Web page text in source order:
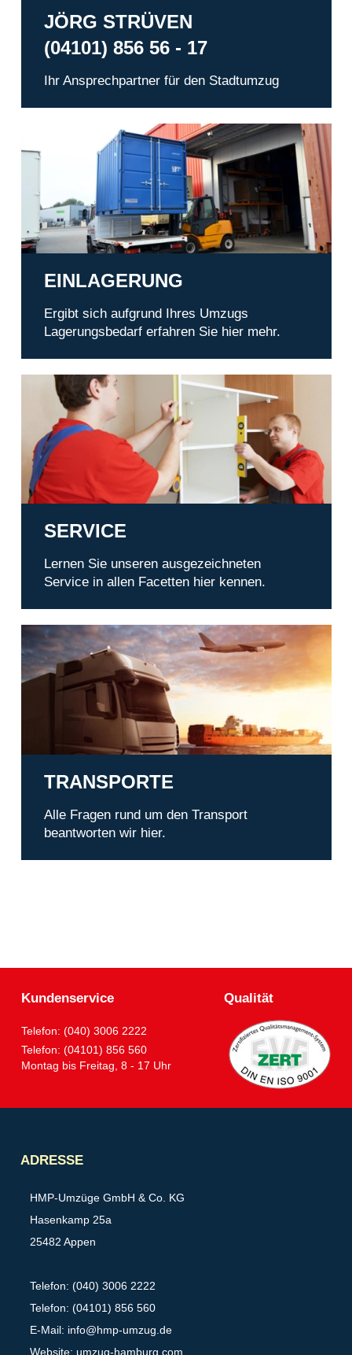
JÖRG STRÜVEN
(04101) 856 56 - 17
Ihr Ansprechpartner für den Stadtumzug
EINLAGERUNG
Ergibt sich aufgrund Ihres Umzugs
Lagerungsbedarf erfahren Sie hier mehr.
Service
SERVICE
Lernen Sie unseren ausgezeichneten
Service in allen Facetten hier kennen.
Transporte
TRANSPORTE
Alle Fragen rund um den Transport
beantworten wir hier.
Kundenservice
Telefon: (040) 3006 2222
Telefon: (04101) 856 560
Montag bis Freitag, 8 - 17 Uhr
Qualität
ADRESSE
HMP-Umzüge GmbH & Co. KG
Hasenkamp 25a
25482 Appen
Telefon: (040) 3006 2222
Telefon: (04101) 856 560
E-Mail: info@hmp-umzug.de
Website: umzug-hamburg.com